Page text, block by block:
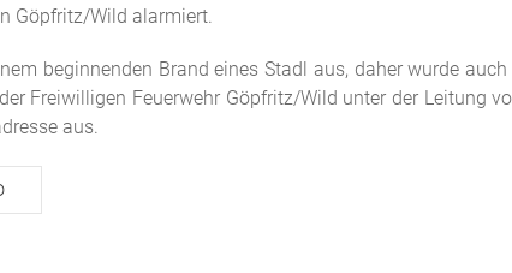
Göpfritz/Wild alarmiert.
beginnenden Brand eines Stadl aus, daher wurde
Freiwilligen Feuerwehr Göpfritz/Wild unter der Leitung
aus.